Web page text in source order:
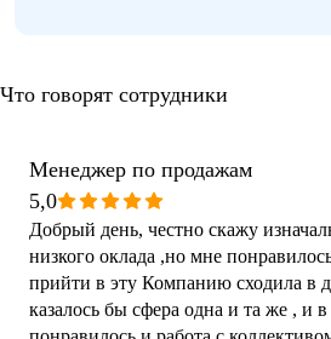
Что говорят сотрудники
Менеджер по продажам
5,0
Добрый день, честно скажу
низкого оклада ,но мне
прийти в эту Компанию сходила в
казалось бы сфера одна и та же , и